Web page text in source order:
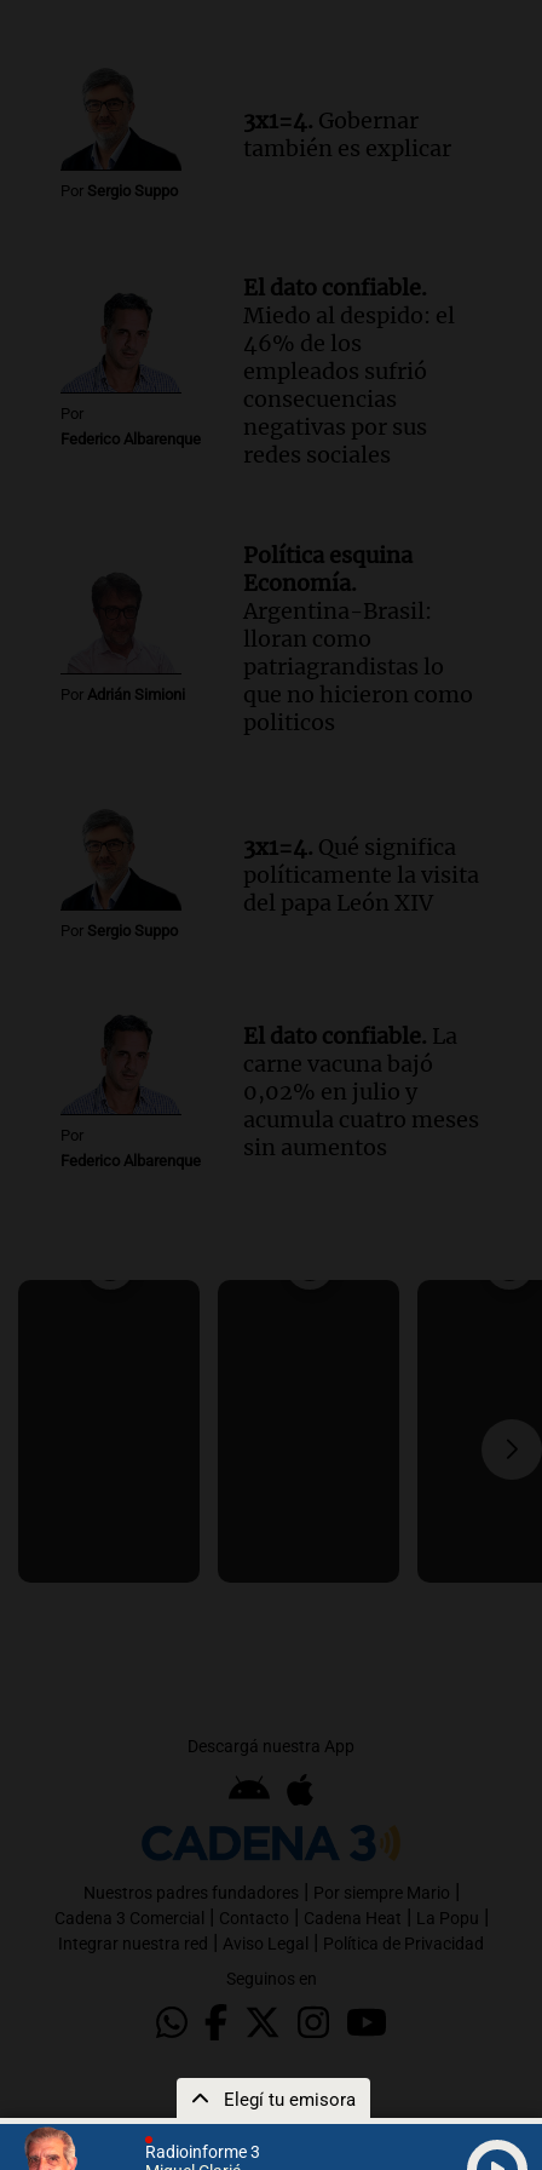
Radioinforme 3
Elegí tu emisora
Informados al regreso
Episodios
Por Sergio Suppo
3x1=4. Gobernar
también es explicar
Por
Federico Albarenque
El dato confiable.
Miedo al despido: el
46% de los
empleados sufrió
consecuencias
negativas por sus
redes sociales
Por Adrián Simioni
Política esquina
Economía.
Argentina-Brasil:
lloran como
patriagrandistas lo
que no hicieron como
politicos
Por Sergio Suppo
3x1=4. Qué significa
políticamente la visita
del papa León XIV
Por
Federico Albarenque
El dato confiable. La
carne vacuna bajó
0,02% en julio y
acumula cuatro meses
sin aumentos
Descargá nuestra App
Nuestros padres fundadores | Por siempre Mario |
Cadena 3 Comercial | Contacto | Cadena Heat | La Popu |
Integrar nuestra red | Aviso Legal | Política de Privacidad
Seguinos en